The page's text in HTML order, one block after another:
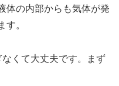
体の内部からも気体が発
す。
くて大丈夫です。まず